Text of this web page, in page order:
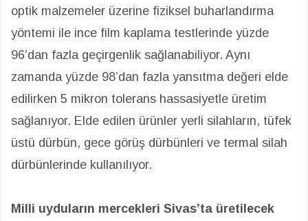
optik malzemeler üzerine fiziksel buharlandırma
yöntemi ile ince film kaplama testlerinde yüzde
96’dan fazla geçirgenlik sağlanabiliyor. Aynı
zamanda yüzde 98’dan fazla yansıtma değeri elde
edilirken 5 mikron tolerans hassasiyetle üretim
sağlanıyor. Elde edilen ürünler yerli silahların, tüfek
üstü dürbün, gece görüş dürbünleri ve termal silah
dürbünlerinde kullanılıyor.
Milli uyduların mercekleri Sivas’ta üretilecek